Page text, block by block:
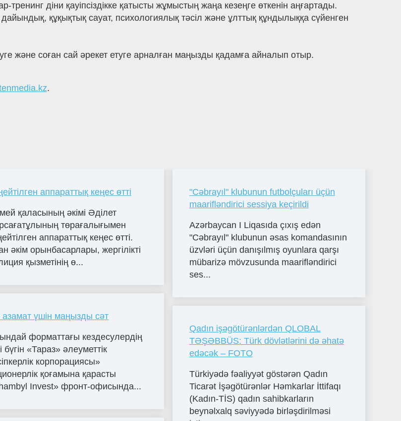
діни қауіпсіздікке қатысты жұмыстың жаңа кезеңге өткенін аңғартады.
құқықтық сауат, психологиялық тәсіл және ұлттық құндылыққа сүйенген
және соған сай әрекет етуге арналған маңызды қадамға айналып отыр.
.
аппараттық кеңес өтті
қаласының әкімі Әділет
төрағалығымен
аппараттық кеңес өтті.
әкім орынбасарлары, жергілікті
қызметінің ө...
үшін маңызды сәт
форматтағы кездесулердің
бүгін «Тараз» әлеуметтік
корпорациясы»
қоғамына қарасты
Invest» фронт-офисында...
"Cəbrayıl" klubunun futbolçuları üçün
maarifləndirici sessiya keçirildi
Azərbaycan I Liqasıda çıxış edən
"Cəbrayıl" klubunun əsas komandasının
üzvləri üçün danışılmış oyunlara qarşı
mübarizə mövzusunda maarifləndirici
ses...
Qadın işəgötürənlərdən QLOBAL
TƏŞƏBBÜS: Türk dövlətlərini də əhatə
edəcək – FOTO
Türkiyədə fəaliyyət göstərən Qadın
Ticarət İşəgötürənlər Həmkarlar İttifaqı
(Kadın-TİS) qadın sahibkarların
beynəlxalq səviyyədə birləşdirilməsi